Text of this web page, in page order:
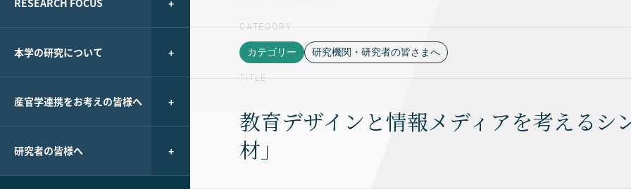
RESEARCH FOCUS
本学の研究について
産官学連携をお考えの皆様へ
研究者の皆様へ
CATEGORY
カテゴリー 研究機関・研究者の皆さまへ
TITLE
教育デザインと情報メディアを考える
材」